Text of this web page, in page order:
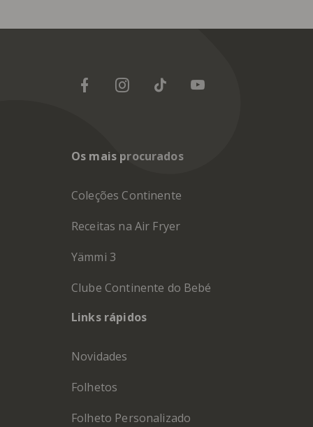
Os mais procurados
Coleções Continente
Receitas na Air Fryer
Yämmi 3
Clube Continente do Bebé
Links rápidos
Novidades
Folhetos
Folheto Personalizado